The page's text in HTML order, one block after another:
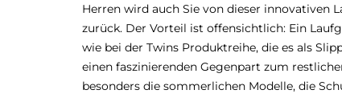
Herren wird auch Sie von dieser innovativen
zurück. Der Vorteil ist offensichtlich: Ein
wie bei der Twins Produktreihe, die es als
einen faszinierenden Gegenpart zum
besonders die sommerlichen Modelle, die